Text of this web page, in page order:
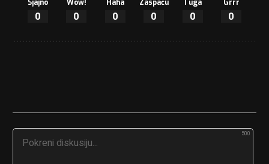
Sjajno
0
Wow!
0
Haha
0
Zaspaću
0
Tuga
0
Grrr
0
500